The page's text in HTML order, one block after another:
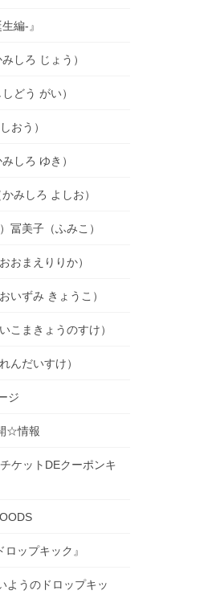
編-』
しろ じょう）
どう がい）
おう）
しろ ゆき）
みしろ よしお）
冨美子（ふみこ）
おまえりりか）
いずみ きょうこ）
こまきょうのすけ）
んだいすけ）
ジ
☆情報
ケットDEクーポンキ
ップキック』
ようのドロップキッ